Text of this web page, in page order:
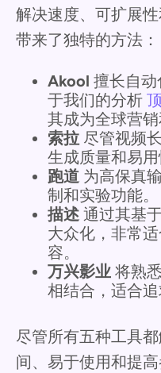
解决速度、可扩展
带来了独特的方法：
Akool 擅长自
于我们的分析
其成为全球营销
索拉 尽管视频
生成质量和易用
跑道 为高保真
制和实验功能。
描述 通过其基
大众化，非常
容。
万兴影业 将熟
相结合，适合追
尽管所有五种工具
间、易于使用和提